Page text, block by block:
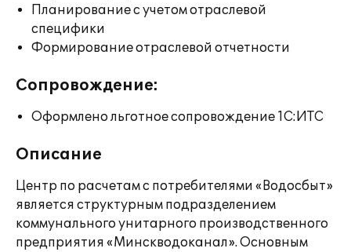
Планирование с учетом отраслевой
специфики
Формирование отраслевой отчетности
Сопровождение:
Оформлено льготное сопровождение 1С:ИТС
Описание
Центр по расчетам с потребителями «Водосбыт»
является структурным подразделением
коммунального унитарного производственного
предприятия «Минскводоканал». Основным